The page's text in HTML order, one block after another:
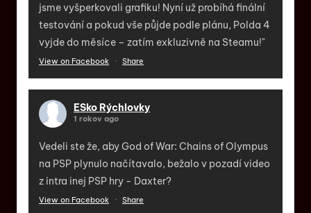
jsme vyšperkovali grafiku! Nyní už probíhá finální
testování a pokud vše půjde podle plánu, Polda 4
vyjde do měsíce – zatím exkluzivně na Steamu!"
View on Facebook · Share
ESko Rýchlovky
1 rokov ago
Vedeli ste že, aby God of War: Chains of Olympus
na PSP plynulo načítavalo, bežalo v pozadí video
z intra inej PSP hry - Daxter?
View on Facebook · Share